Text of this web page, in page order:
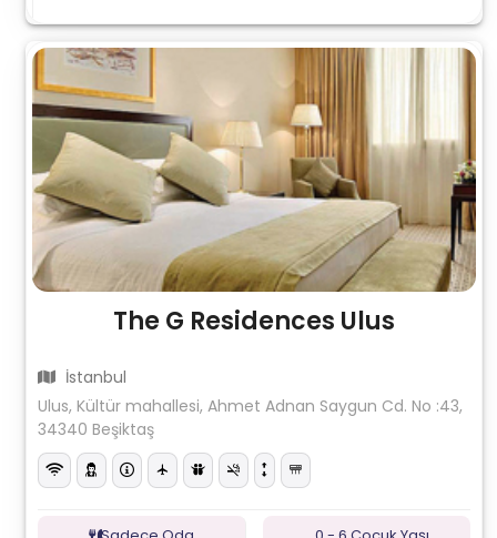
The G Residences Ulus
İstanbul
Ulus, Kültür mahallesi, Ahmet Adnan Saygun Cd. No :43,
34340 Beşiktaş